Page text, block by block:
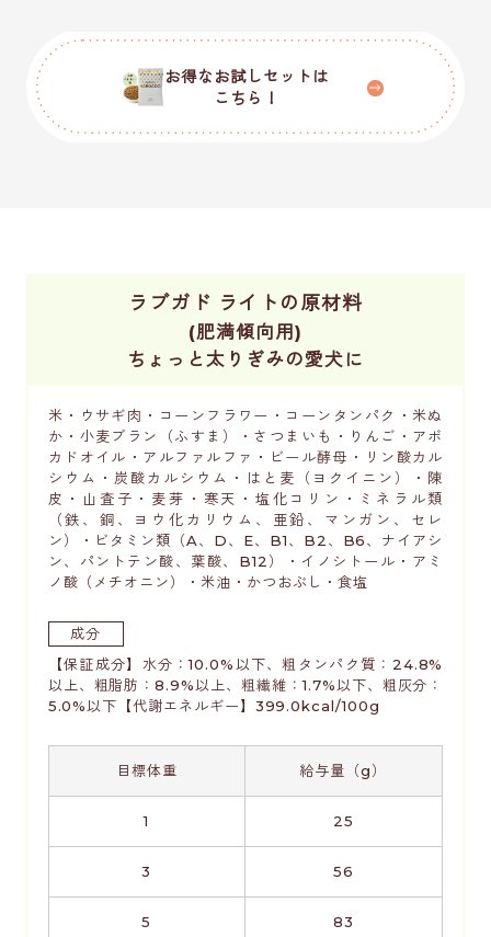
お得なお試しセットは
こちら！
ラブガド ライトの原材料
(肥満傾向用)
ちょっと太りぎみの愛犬に
米・ウサギ肉・コーンフラワー・コーンタンパク・米ぬ
か・小麦ブラン（ふすま）・さつまいも・りんご・アボ
カドオイル・アルファルファ・ビール酵母・リン酸カル
シウム・炭酸カルシウム・はと麦（ヨクイニン）・陳
皮・山査子・麦芽・寒天・塩化コリン・ミネラル類
（鉄、銅、ヨウ化カリウム、亜鉛、マンガン、セレ
ン）・ビタミン類（A、D、E、B1、B2、B6、ナイアシ
ン、パントテン酸、葉酸、B12）・イノシトール・アミ
ノ酸（メチオニン）・米油・かつおぶし・食塩
成分
【保証成分】水分：10.0%以下、粗タンパク質：24.8%
以上、粗脂肪：8.9%以上、粗繊維：1.7%以下、粗灰分：
5.0%以下【代謝エネルギー】399.0kcal/100g
目標体重 給与量（g）
1 25
3 56
5 83